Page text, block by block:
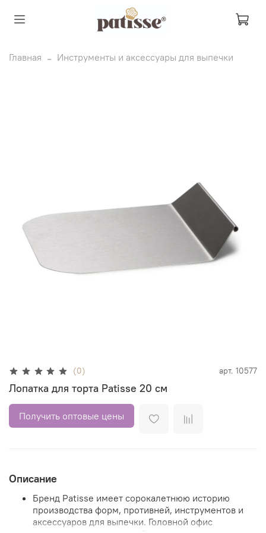
Главная Инструменты и аксессуары для выпечки
(0) арт. 10577
Лопатка для торта Patisse 20 см
Получить оптовые цены
Описание
Бренд Patisse имеет сорокалетнюю историю
производства форм, противней, инструментов и
аксессуаров для выпечки. Головной офис